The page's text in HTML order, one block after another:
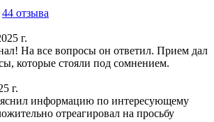
44 отзыва
г.
На все вопросы он ответил. Прием дал
которые стояли под сомнением.
г.
информацию по интересующему
отреагировал на просьбу